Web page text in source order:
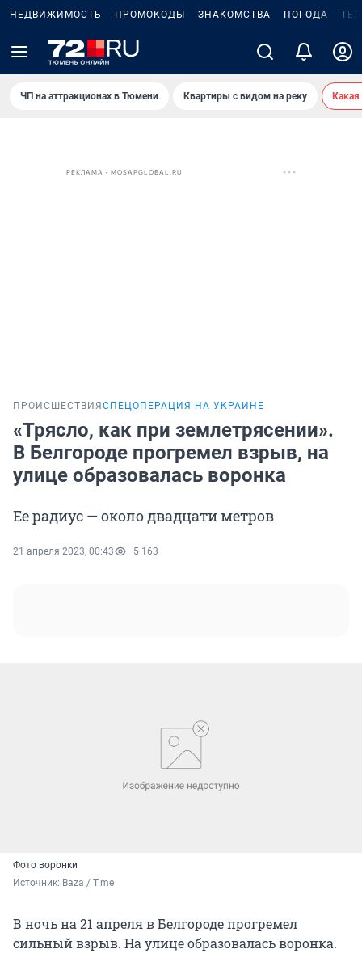
НЕДВИЖИМОСТЬ ПРОМОКОДЫ ЗНАКОМСТВА ПОГОДА
ЧП на аттракционах в Тюмени Квартиры с видом на реку
РЕКЛАМА • MOSAPGLOBAL.RU
ПРОИСШЕСТВИЯ СПЕЦОПЕРАЦИЯ НА УКРАИНЕ
«Трясло, как при землетрясении».
В Белгороде прогремел взрыв, на
улице образовалась воронка
Ее радиус — около двадцати метров
21 апреля 2023, 00:43 5 163
Фото воронки
Источник: Baza / T.me
В ночь на 21 апреля в Белгороде прогремел
сильный взрыв. На улице образовалась воронка.